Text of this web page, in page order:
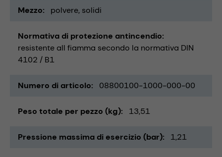
Mezzo polvere solidi
Normativa di protezione antincendio
resistente all fiamma secondo la normativa DIN
4102 / B1
Numero di articolo 08800100-1000-000-00
Peso totale per pezzo (kg) 13,51
Pressione massima di esercizio (bar) 1,21